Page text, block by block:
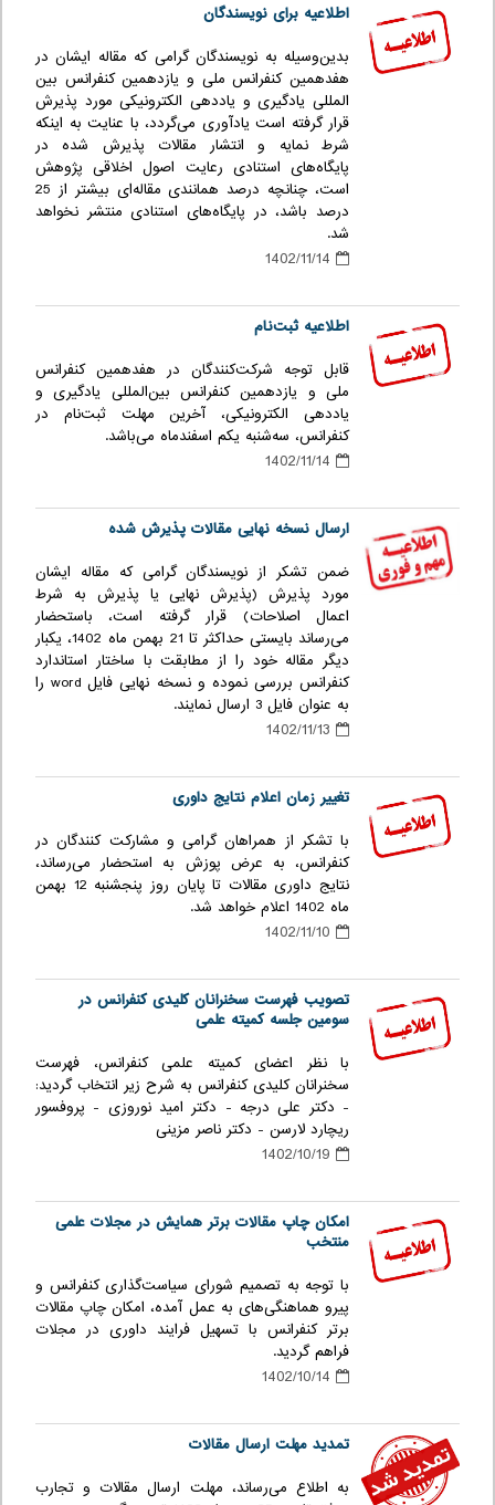
اطلاعیه برای نویسندگان
بدین‌وسیله به نویسندگان گرامی که مقاله ایشان در
هفدهمین کنفرانس ملی و یازدهمین کنفرانس بین
المللی یادگیری و یاددهی الکترونیکی مورد پذیرش
قرار گرفته است یادآوری می‌گردد، با عنایت به اینکه
شرط نمایه و انتشار مقالات پذیرش شده در
پایگاه‌های استنادی رعایت اصول اخلاقی پژوهش
است، چنانچه درصد همانندی مقاله‌ای بیشتر از 25
درصد باشد، در پایگاه‌های استنادی منتشر نخواهد
شد.
اطلاعیه ثبت‌نام
قابل توجه شرکت‌کنندگان در هفدهمین کنفرانس
ملی و یازدهمین کنفرانس بین‌المللی یادگیری و
یاددهی الکترونیکی، آخرین مهلت ثبت‌نام در
کنفرانس، سه‌شنبه یکم اسفندماه می‌باشد.
ارسال نسخه نهایی مقالات پذیرش شده
ضمن تشکر از نویسندگان گرامی که مقاله ایشان
مورد پذیرش (پذیرش نهایی یا پذیرش به شرط
اعمال اصلاحات) قرار گرفته است، باستحضار
می‌رساند بایستی حداکثر تا 21 بهمن ماه 1402، یکبار
دیگر مقاله خود را از مطابقت با ساختار استاندارد
کنفرانس بررسی نموده و نسخه نهایی فایل word را
به عنوان فایل 3 ارسال نمایند.
تغییر زمان اعلام نتایج داوری
با تشکر از همراهان گرامی و مشارکت کنندگان در
کنفرانس، به عرض پوزش به استحضار می‌رساند،
نتایج داوری مقالات تا پایان روز پنجشنبه 12 بهمن
ماه 1402 اعلام خواهد شد.
تصویب فهرست سخنرانان کلیدی کنفرانس در
سومین جلسه کمیته علمی
با نظر اعضای کمیته علمی کنفرانس، فهرست
سخنرانان کلیدی کنفرانس به شرح زیر انتخاب گردید:
- دکتر علی درجه - دکتر امید نوروزی - پروفسور
ریچارد لارسن - دکتر ناصر مزینی
امکان چاپ مقالات برتر همایش در مجلات علمی
منتخب
با توجه به تصمیم شورای سیاست‌گذاری کنفرانس و
پیرو هماهنگی‌های به عمل آمده، امکان چاپ مقالات
برتر کنفرانس با تسهیل فرایند داوری در مجلات
فراهم گردید.
تمدید مهلت ارسال مقالات
به اطلاع می‌رساند، مهلت ارسال مقالات و تجارب